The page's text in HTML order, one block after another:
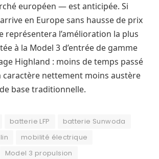
européen — est anticipée. Si
en Europe sans hausse de prix
représentera l’amélioration la plus
à la Model 3 d’entrée de gamme
Highland : moins de temps passé
caractère nettement moins austère
base traditionnelle.
batterie LFP
batterie Sunwoda
mobilité électrique
Model 3 propulsion